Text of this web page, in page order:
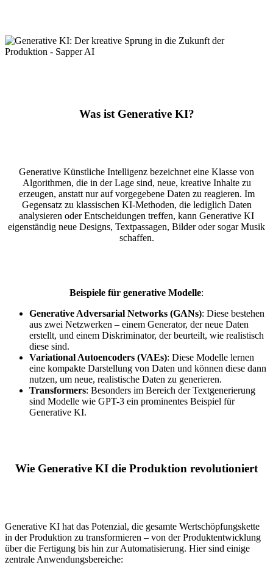
Was ist Generative KI?
Generative Künstliche Intelligenz bezeichnet eine Klasse von
Algorithmen, die in der Lage sind, neue, kreative Inhalte zu
erzeugen, anstatt nur auf vorgegebene Daten zu reagieren. Im
Gegensatz zu klassischen KI-Methoden, die lediglich Daten
analysieren oder Entscheidungen treffen, kann Generative KI
eigenständig neue Designs, Textpassagen, Bilder oder sogar Musik
schaffen.
Beispiele für generative Modelle:
Generative Adversarial Networks (GANs): Diese bestehen
aus zwei Netzwerken – einem Generator, der neue Daten
erstellt, und einem Diskriminator, der beurteilt, wie realistisch
diese sind.
Variational Autoencoders (VAEs): Diese Modelle lernen
eine kompakte Darstellung von Daten und können diese dann
nutzen, um neue, realistische Daten zu generieren.
Transformers: Besonders im Bereich der Textgenerierung
sind Modelle wie GPT-3 ein prominentes Beispiel für
Generative KI.
Wie Generative KI die Produktion revolutioniert
Generative KI hat das Potenzial, die gesamte Wertschöpfungskette
in der Produktion zu transformieren – von der Produktentwicklung
über die Fertigung bis hin zur Automatisierung. Hier sind einige
zentrale Anwendungsbereiche: